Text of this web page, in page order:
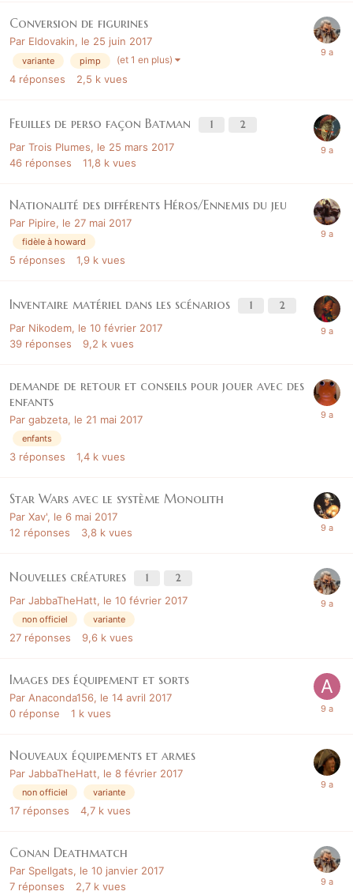
Conversion de figurines
Par Eldovakin, le 25 juin 2017
variante pimp (et 1 en plus)
4 réponses 2,5 k vues
Feuilles de perso façon Batman 1 2
Par Trois Plumes, le 25 mars 2017
46 réponses 11,8 k vues
Nationalité des différents Héros/Ennemis du jeu
Par Pipire, le 27 mai 2017
fidèle à howard
5 réponses 1,9 k vues
Inventaire matériel dans les scénarios 1 2
Par Nikodem, le 10 février 2017
39 réponses 9,2 k vues
demande de retour et conseils pour jouer avec des
enfants
Par gabzeta, le 21 mai 2017
enfants
3 réponses 1,4 k vues
Star Wars avec le système Monolith
Par Xav', le 6 mai 2017
12 réponses 3,8 k vues
Nouvelles créatures 1 2
Par JabbaTheHatt, le 10 février 2017
non officiel variante
27 réponses 9,6 k vues
Images des équipement et sorts
Par Anaconda156, le 14 avril 2017
0 réponse 1 k vues
Nouveaux équipements et armes
Par JabbaTheHatt, le 8 février 2017
non officiel variante
17 réponses 4,7 k vues
Conan Deathmatch
Par Spellgats, le 10 janvier 2017
7 réponses 2,7 k vues